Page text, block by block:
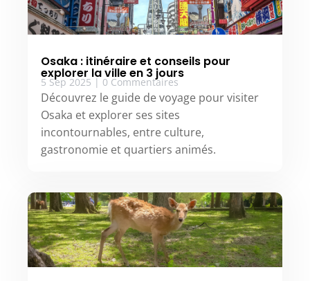
Osaka : itinéraire et conseils pour
explorer la ville en 3 jours
5 Sep 2025 | 0 Commentaires
Découvrez le guide de voyage pour visiter
Osaka et explorer ses sites
incontournables, entre culture,
gastronomie et quartiers animés.